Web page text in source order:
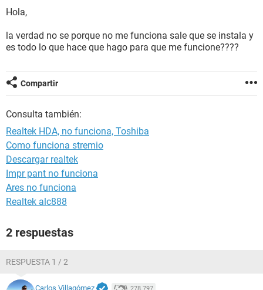
Hola,
la verdad no se porque no me funciona sale que se instala y
es todo lo que hace que hago para que me funcione????
Compartir
Consulta también:
Realtek HDA, no funciona, Toshiba
Como funciona stremio
Descargar realtek
Impr pant no funciona
Ares no funciona
Realtek alc888
2 respuestas
RESPUESTA 1 / 2
Carlos Villagómez